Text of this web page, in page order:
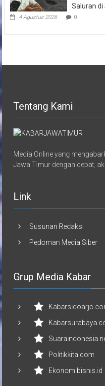
Saluran di
4 Agustus 2026 0
Tentang Kami
Media Online yang
Jawa Timur dengan cepat,
Link
Susunan Redaksi
Pedoman Media Siber
Grup Media Kabar
Politikkita.com
Ekonomibisnis.id